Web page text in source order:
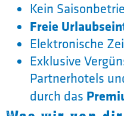
Kein
Freie
Elektronische
Exklusive
Partnerhotels
durch das